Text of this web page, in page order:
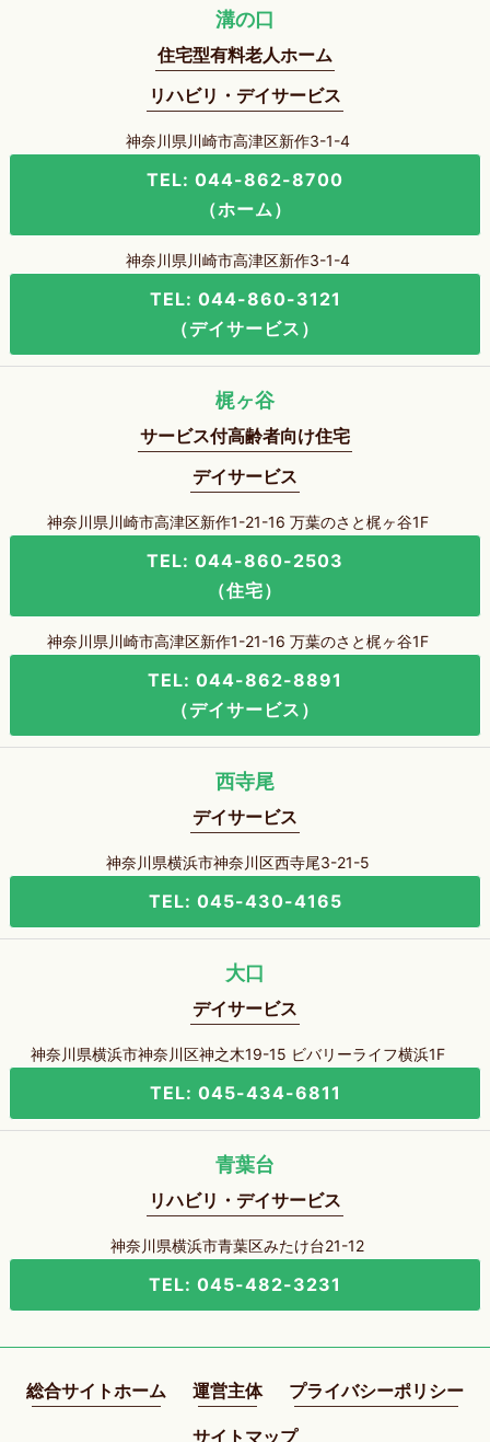
溝の口
住宅型有料老人ホーム
リハビリ・デイサービス
神奈川県川崎市高津区新作3-1-4
TEL: 044-862-8700
（ホーム）
神奈川県川崎市高津区新作3-1-4
TEL: 044-860-3121
（デイサービス）
梶ヶ谷
サービス付高齢者向け住宅
デイサービス
神奈川県川崎市高津区新作1-21-16 万葉のさと梶ヶ谷1F
TEL: 044-860-2503
（住宅）
神奈川県川崎市高津区新作1-21-16 万葉のさと梶ヶ谷1F
TEL: 044-862-8891
（デイサービス）
西寺尾
デイサービス
神奈川県横浜市神奈川区西寺尾3-21-5
TEL: 045-430-4165
大口
デイサービス
神奈川県横浜市神奈川区神之木19-15 ビバリーライフ横浜1F
TEL: 045-434-6811
青葉台
リハビリ・デイサービス
神奈川県横浜市青葉区みたけ台21-12
TEL: 045-482-3231
総合サイトホーム 運営主体 プライバシーポリシー
サイトマップ